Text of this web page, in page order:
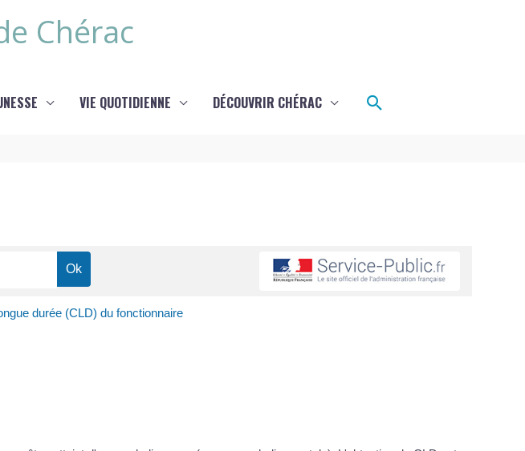
Chérac
VIE QUOTIDIENNE DÉCOUVRIR CHÉRAC Rechercher
durée (CLD) du fonctionnaire